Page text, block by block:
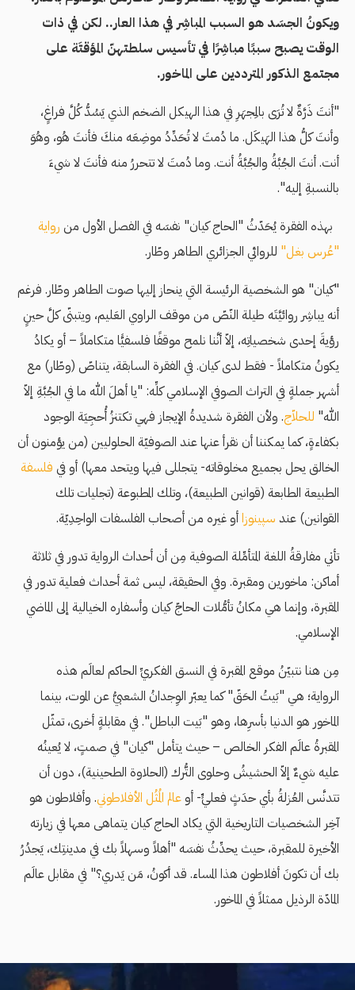
ويكونُ الجسَد هو السبب المباشِر في هذا العار.. لكن في ذات
الوقت يصبح سببًا مباشِرًا في تأسيس سلطتهنّ المؤقتَة على
مجتمع الذكور المترددين على الماخور.
"أنتَ ذَرَّةٌ لا تُرَى بالمِجهَرِ في هذا الهيكل الضخم الذي يَسُدُّ كُلَّ فراغٍ،
وأنتَ كلُّ هذا الهَيكَل. ما دُمتَ لا تُحَدِّدُ موضِعَه منكَ فأنتَ هُو، وهُوَ
أنت. أنتَ الجُبَّةُ والجُبَّةُ أنت. وما دُمتَ لا تتحررُ منه فأنتَ لا شيءَ
بالنسبةِ إليه".
بهذه الفقرة يُحَدّثُ "الحاج كيان" نفسَه في الفصل الأول من رواية
"عُرس بغل" للروائي الجزائري الطاهر وطّار.
"كيان" هو الشخصية الرئيسة التي ينحاز إليها صوت الطاهر وطّار. فرغم
أنه يباشِر روائيَّتَه طيلة النّصّ من موقف الراوي العَليم، ويتبنّى كلَّ حينٍ
رؤيةَ إحدى شخصياتِه، إلاّ أنَّنا نلمح موقفًا فلسفيًّا متكاملاً – أو يكادُ
يكونُ متكاملاً - فقط لدى كيان. في الفقرة السابقة، يتناصّ (وطّار) مع
أشهر جملةٍ في التراث الصوفي الإسلامي كلِّه: "يا أهلَ الله ما في الجُبَّةِ إلاّ
الله" للحلاّج. ولأن الفقرة شديدةُ الإيجاز فهي تكتنزُ أُحجِيَة الوجود
بكفاءةٍ، كما يمكننا أن نقرأ عنها عند الصوفيّة الحلوليين (من يؤمنون أن
الخالق يحل بجميع مخلوقاته- يتجللى فيها ويتحد معها) أو في فلسفة
الطبيعة الطابعة (قوانين الطبيعة)، وتلك المطبوعة (تجليات تلك
القوانين) عند سپينوزاأو غيره من أصحاب الفلسفات الواحِدِيّة.
تأتي مفارقةُ اللغة المتأمِّلة الصوفية مِن أن أحداث الرواية تدور في ثلاثة
أماكن: ماخورين ومقبرة. وفي الحقيقة، ليس ثمة أحداث فعلية تدور في
المقبرة، وإنما هي مكانُ تأمُّلات الحاجّ كيان وأسفاره الخيالية إلى الماضي
الإسلامي.
مِن هنا نتبيّنُ موقع المقبرة في النسق الفكريِّ الحاكم لعالَم هذه
الرواية؛ هي "بَيتُ الحَقّ" كما يعبّر الوِجدانُ الشعبيُّ عن الموت، بينما
الماخور هو الدنيا بأسرِها، وهو "بَيت الباطل". في مقابلةٍ أخرى، تمثّل
المقبرةُ عالَم الفكر الخالص – حيث يتأمل "كيان" في صمتٍ، لا يُعينُه
عليه شيءٌ إلاّ الحشيشُ وحلوى التُّرك (الحلاوة الطحينية)، دون أن
تتدنَّس العُزلةُ بأي حدَثٍ فعليٍّ- أوعالم المُثُل الأفلاطوني. وأفلاطون هو
آخِر الشخصيات التاريخية التي يكاد الحاج كيان يتماهى معها في زيارته
الأخيرة للمقبرة، حيث يحدِّثُ نفسَه "أهلاً وسهلاً بك في مدينتِك، يَجدُرُ
بك أن تكونَ أفلاطون هذا المساء. قد أكونُ، مَن يَدري؟" في مقابل عالَم
المادّة الرذيل ممثلاً في الماخور.